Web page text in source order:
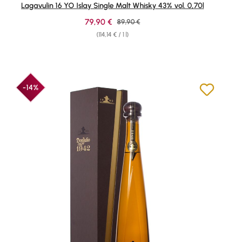
Lagavulin 16 YO Islay Single Malt Whisky 43% vol. 0,70l
(114,14 € / 1 l)
Sale price:
79,90 € Regular price:
89,90 €
-14%